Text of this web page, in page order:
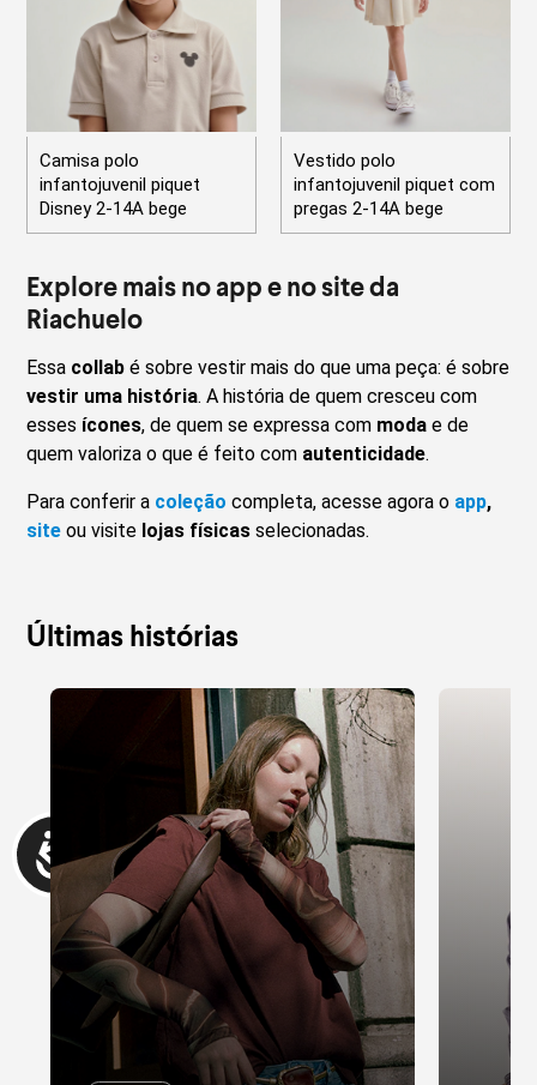
Camisa polo
infantojuvenil piquet
Disney 2-14A bege
Vestido polo
infantojuvenil piquet com
pregas 2-14A bege
Explore mais no app e no site da
Riachuelo
Essa collabé sobre vestir mais do que uma peça: é sobre
vestir uma história. A história de quem cresceu com
esses ícones, de quem se expressa com modae de
quem valoriza o que é feito com autenticidade.
Para conferir a coleção completa, acesse agora o app,
site ou visite lojas físicas selecionadas.
Últimas histórias